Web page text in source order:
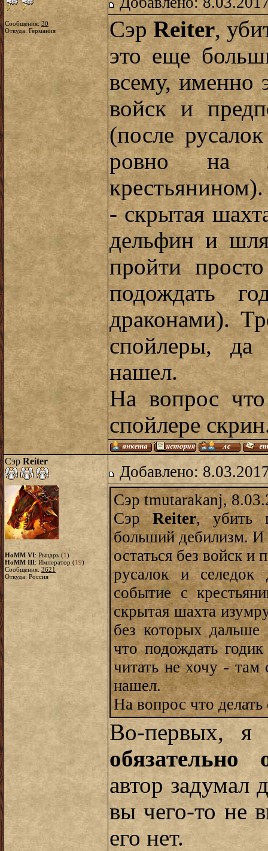
Сообщения: 30
Откуда: Германия
СэрReiter,
это еще
всему, именно
войск и
(после
ровно на
- скрытая
дельфин и
пройти
подождать
драконами).
спойлеры,
нашел.
На вопрос
спойлере
Сэр Reiter
HoMM VI: Рыцарь (1)
HoMM III: Император (19)
Сообщения: 3621
Откуда: Россия
Добавлено:
Сэр tmutarakanj,
СэрReiter, убить
больший дебилизм. И
остаться без войск и
русалок и селедок
событие с
скрытая шахта
без которых дальше
что подождать
читать не хочу -
нашел.
На вопрос что делать
Во-первых,
обязательно
автор задумал
вы чего-то не
его нет.